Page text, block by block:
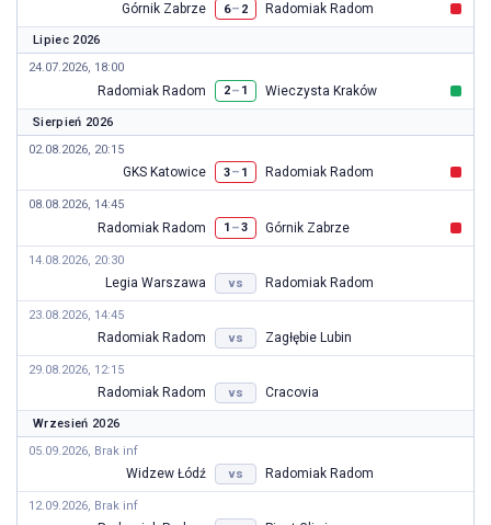
Górnik Zabrze 6– 2 Radomiak Radom
Lipiec 2026
24.07.2026, 18:00
Radomiak Radom 2– 1 Wieczysta Kraków
Sierpień 2026
02.08.2026, 20:15
GKS Katowice 3– 1 Radomiak Radom
08.08.2026, 14:45
Radomiak Radom 1 –3 Górnik Zabrze
14.08.2026, 20:30
Legia Warszawa vs Radomiak Radom
23.08.2026, 14:45
Radomiak Radom vs Zagłębie Lubin
29.08.2026, 12:15
Radomiak Radom vs Cracovia
Wrzesień 2026
05.09.2026, Brak inf
Widzew Łódź vs Radomiak Radom
12.09.2026, Brak inf